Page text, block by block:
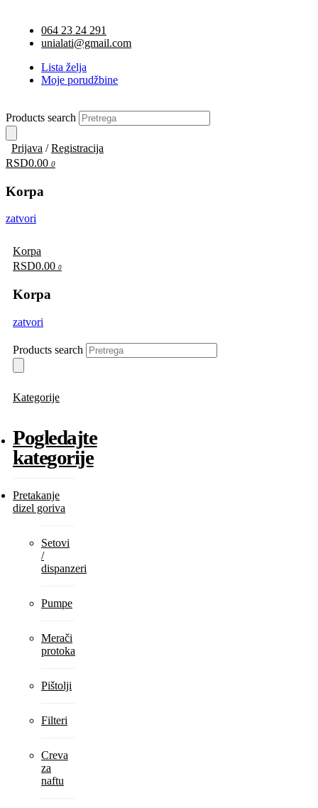
064 23 24 291
unialati@gmail.com
Lista želja
Moje porudžbine
Products search
Prijava / Registracija
RSD0.00 0
Korpa
zatvori
Korpa
RSD0.00 0
Korpa
zatvori
Products search
Kategorije
Pogledajte
kategorije
Pretakanje
dizel goriva
Setovi
/
dispanzeri
Pumpe
Merači
protoka
Pištolji
Filteri
Creva
za
naftu